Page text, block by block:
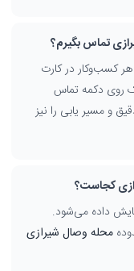
تماس بگیرم؟
کسب‌وکار در کارت
روی دکمه تماس
و مسیر یابی را نیز
کجاست؟
داده می‌شود.
محله وصال شیرازی